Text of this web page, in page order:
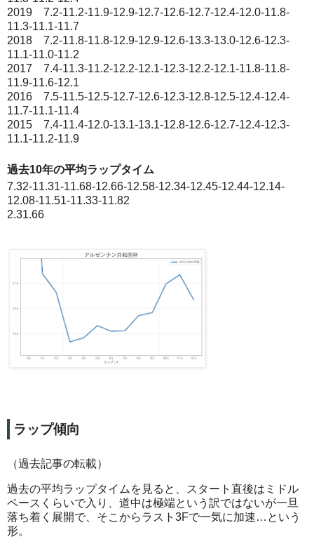
2019 7.2-11.2-11.9-12.9-12.7-12.6-12.7-12.4-12.0-11.8-
11.3-11.1-11.7
2018 7.2-11.8-11.8-12.9-12.9-12.6-13.3-13.0-12.6-12.3-
11.1-11.0-11.2
2017 7.4-11.3-11.2-12.2-12.1-12.3-12.2-12.1-11.8-11.8-
11.9-11.6-12.1
2016 7.5-11.5-12.5-12.7-12.6-12.3-12.8-12.5-12.4-12.4-
11.7-11.1-11.4
2015 7.4-11.4-12.0-13.1-13.1-12.8-12.6-12.7-12.4-12.3-
11.1-11.2-11.9
過去10年の平均ラップタイム
7.32-11.31-11.68-12.66-12.58-12.34-12.45-12.44-12.14-
12.08-11.51-11.33-11.82
2.31.66
ラップ傾向
（過去記事の転載）
過去の平均ラップタイムを見ると、スタート直後はミドル
ペースくらいで入り、道中は極端という訳ではないが一旦
落ち着く展開で、そこからラスト3Fで一気に加速…という
形。